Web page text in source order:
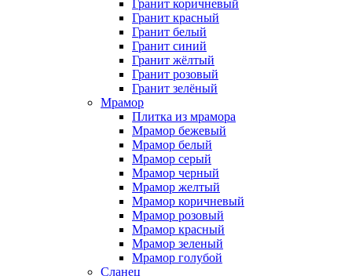
Гранит коричневый
Гранит красный
Гранит белый
Гранит синий
Гранит жёлтый
Гранит розовый
Гранит зелёный
Мрамор
Плитка из мрамора
Мрамор бежевый
Мрамор белый
Мрамор серый
Мрамор черный
Мрамор желтый
Мрамор коричневый
Мрамор розовый
Мрамор красный
Мрамор зеленый
Мрамор голубой
Сланец